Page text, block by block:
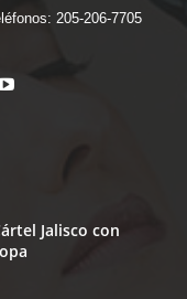
205-206-7705
Jalisco con